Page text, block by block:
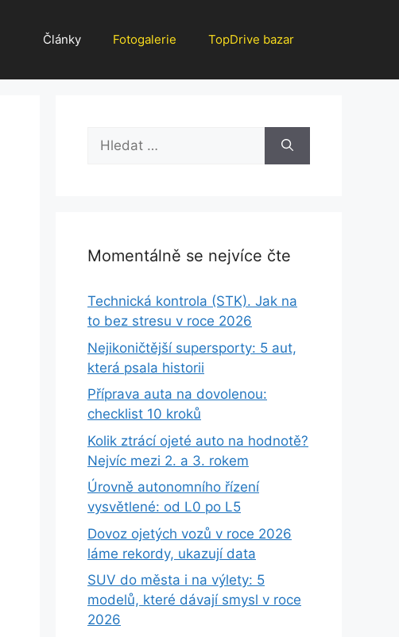
Články Fotogalerie TopDrive bazar
Hledat:
Momentálně se nejvíce čte
Technická kontrola (STK). Jak na
to bez stresu v roce 2026
Nejikoničtější supersporty: 5 aut,
která psala historii
Příprava auta na dovolenou:
checklist 10 kroků
Kolik ztrácí ojeté auto na hodnotě?
Nejvíc mezi 2. a 3. rokem
Úrovně autonomního řízení
vysvětlené: od L0 po L5
Dovoz ojetých vozů v roce 2026
láme rekordy, ukazují data
SUV do města i na výlety: 5
modelů, které dávají smysl v roce
2026